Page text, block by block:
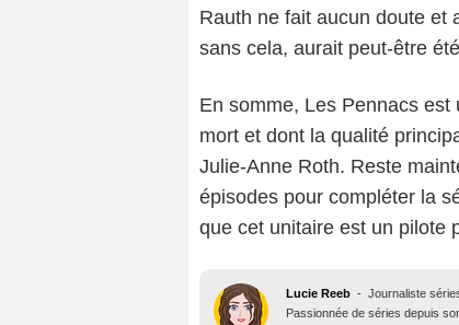
Rauth ne fait aucun doute et
sans cela, aurait peut-être
En somme, Les Pennacs
mort et dont la qualité
Julie-Anne Roth. Reste
épisodes pour compléter la
que cet unitaire est un pilote
Lucie Reeb - Journaliste
Passionnée de séries depuis